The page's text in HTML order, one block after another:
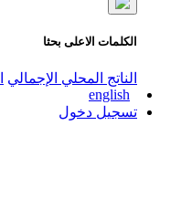
الكلمات الاعلى بحثا
الناتج المحلي الإجمالي
english
تسجيل دخول